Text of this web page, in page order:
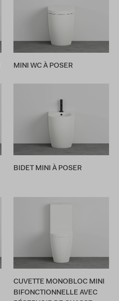
MINI WC À POSER
BIDET MINI À POSER
CUVETTE MONOBLOC MINI
BIFONCTIONNELLE AVEC